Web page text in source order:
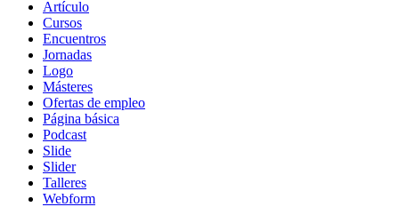
Tipo
contenido
Artículo
Cursos
Encuentros
Jornadas
Logo
Másteres
Ofertas de empleo
Página básica
Podcast
Slide
Slider
Talleres
Webform